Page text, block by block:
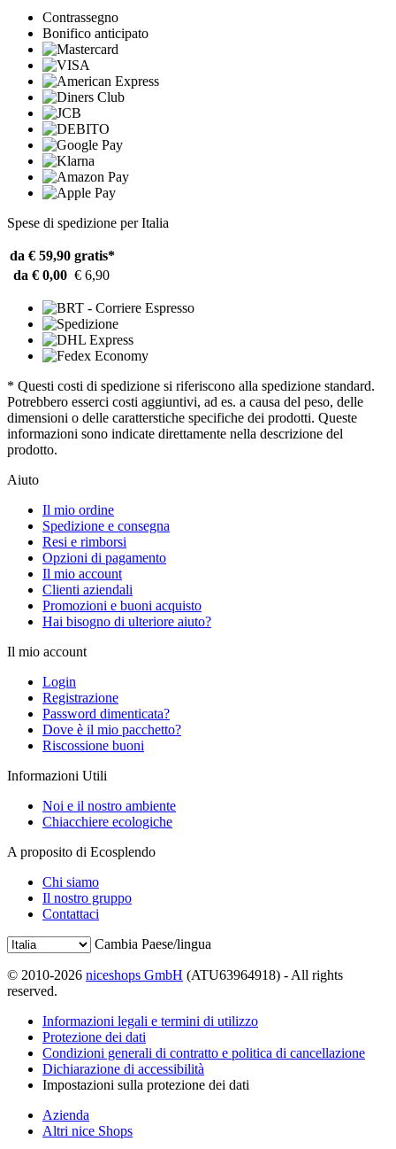
Contrassegno
Bonifico anticipato
Spese di spedizione per Italia
da € 59,90 gratis*
da € 0,00 € 6,90
* Questi costi di spedizione si riferiscono alla spedizione standard.
Potrebbero esserci costi aggiuntivi, ad es. a causa del peso, delle
dimensioni o delle caratterstiche specifiche dei prodotti. Queste
informazioni sono indicate direttamente nella descrizione del
prodotto.
Aiuto
Il mio ordine
Spedizione e consegna
Resi e rimborsi
Opzioni di pagamento
Il mio account
Clienti aziendali
Promozioni e buoni acquisto
Hai bisogno di ulteriore aiuto?
Il mio account
Login
Registrazione
Password dimenticata?
Dove è il mio pacchetto?
Riscossione buoni
Informazioni Utili
Noi e il nostro ambiente
Chiacchiere ecologiche
A proposito di Ecosplendo
Chi siamo
Il nostro gruppo
Contattaci
Cambia Paese/lingua
© 2010-2026 niceshops GmbH (ATU63964918) - All rights
reserved.
Informazioni legali e termini di utilizzo
Protezione dei dati
Condizioni generali di contratto e politica di cancellazione
Dichiarazione di accessibilità
Impostazioni sulla protezione dei dati
Azienda
Altri nice Shops